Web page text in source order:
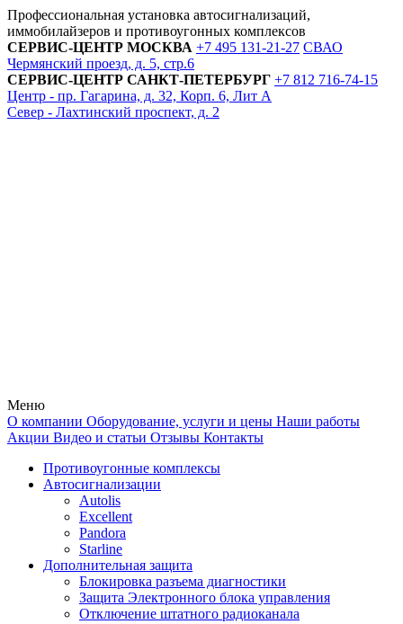
Профессиональная установка автосигнализаций,
иммобилайзеров и противоугонных комплексов
СЕРВИС-ЦЕНТР МОСКВА +7 495 131-21-27 СВАО
Чермянский проезд, д. 5, стр.6
СЕРВИС-ЦЕНТР САНКТ-ПЕТЕРБУРГ +7 812 716-74-15
Центр - пр. Гагарина, д. 32, Корп. 6, Лит А
Север - Лахтинский проспект, д. 2
Меню
О компании Оборудование, услуги и цены Наши работы
Акции Видео и статьи Отзывы Контакты
Противоугонные комплексы
Автосигнализации
Autolis
Excellent
Pandora
Starline
Дополнительная защита
Блокировка разъема диагностики
Защита Электронного блока управления
Отключение штатного радиоканала